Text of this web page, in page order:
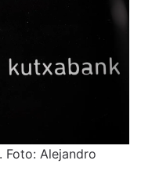
Foto: Alejandro